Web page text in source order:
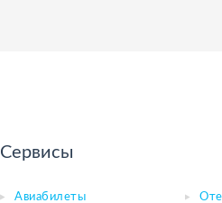
Сервисы
Авиабилеты